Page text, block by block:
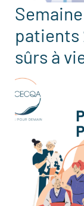
patients
sûrs à